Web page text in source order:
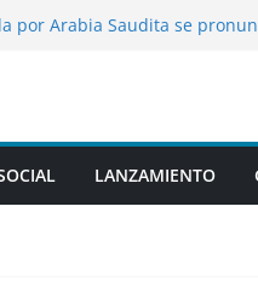
por Arabia Saudita se
en la guerra contra Irán
del ataque de los hutíes
LANZAMIENTO